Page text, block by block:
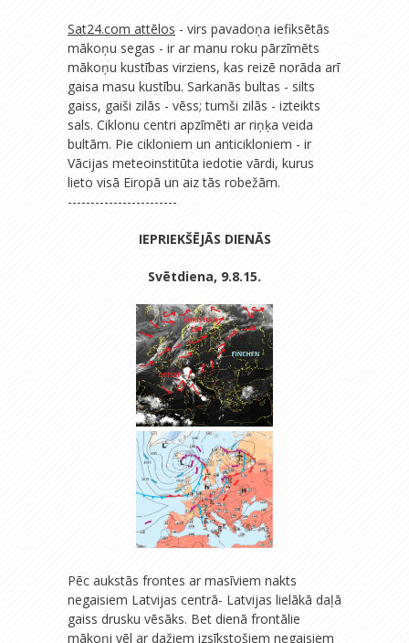
Sat24.com attēlos - virs pavadoņa iefiksētās
mākoņu segas - ir ar manu roku pārzīmēts
mākoņu kustības virziens, kas reizē norāda arī
gaisa masu kustību. Sarkanās bultas - silts
gaiss, gaiši zilās - vēss; tumši zilās - izteikts
sals. Ciklonu centri apzīmēti ar riņķa veida
bultām. Pie cikloniem un anticikloniem - ir
Vācijas meteoinstitūta iedotie vārdi, kurus
lieto visā Eiropā un aiz tās robežām.
------------------------
IEPRIEKŠĒJĀS DIENĀS
Svētdiena, 9.8.15.
Pēc aukstās frontes ar masīviem nakts
negaisiem Latvijas centrā- Latvijas lielākā daļā
gaiss drusku vēsāks. Bet dienā frontālie
mākoņi vēl ar dažiem izsīkstošiem negaisiem